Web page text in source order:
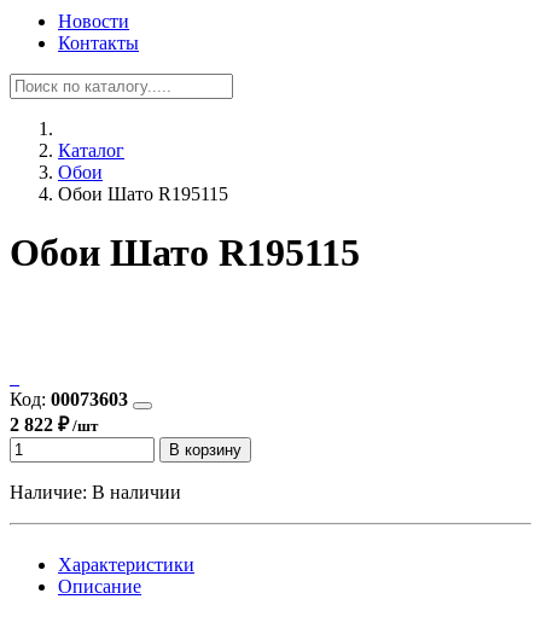
Новости
Контакты
Каталог
Обои
Обои Шато R195115
Обои Шато R195115
Код: 00073603
2 822 ₽/шт
В корзину
Наличие: В наличии
Характеристики
Описание